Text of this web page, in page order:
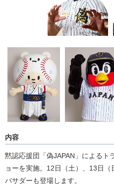
内容
黙認応援団「偽JAPAN」によるト
ョーを実施。12日（土）、13日
バサダーも登場します。